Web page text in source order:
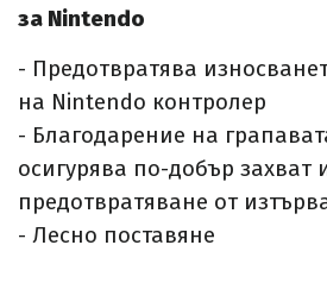
за Nintendo
- Предотвратява
на Nintendo контролер
- Благодарение на
осигурява по-добър захват
предотвратяване от
- Лесно поставяне